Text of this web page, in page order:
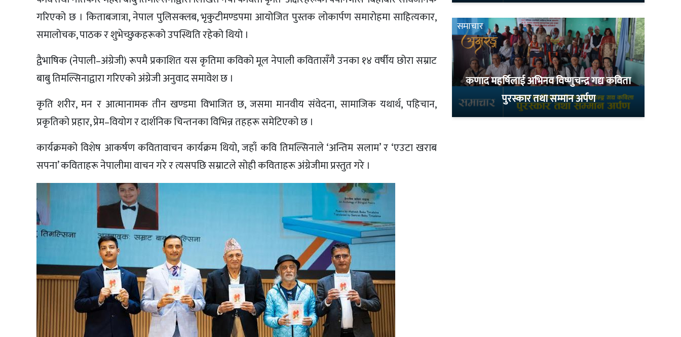
गरिएको छ । किताबजात्रा, नेपाल पुलिसक्लब, भृकुटीमण्डपमा आयोजित पुस्तक लोकार्पण समारोहमा साहित्यकार,
समालोचक, पाठक र शुभेच्छुकहरूको उपस्थिति रहेको थियो ।
द्वैभाषिक (नेपाली–अंग्रेजी) रूपमै प्रकाशित यस कृतिमा कविको मूल नेपाली कवितासँगै उनका १४ वर्षीय छोरा सम्राट
बाबु तिमल्सिनाद्वारा गरिएको अंग्रेजी अनुवाद समावेश छ ।
कृति शरीर, मन र आत्मानामक तीन खण्डमा विभाजित छ, जसमा मानवीय संवेदना, सामाजिक यथार्थ, पहिचान,
प्रकृतिको प्रहार, प्रेम–वियोग र दार्शनिक चिन्तनका विभिन्न तहहरू समेटिएको छ ।
कार्यक्रमको विशेष आकर्षण कवितावाचन कार्यक्रम थियो, जहाँ कवि तिमल्सिनाले ‘अन्तिम सलाम’ र ‘एउटा खराब
सपना’ कविताहरू नेपालीमा वाचन गरे र त्यसपछि सम्राटले सोही कविताहरू अंग्रेजीमा प्रस्तुत गरे ।
समाचार
कणाद महर्षिलाई अभिनव विष्णुचन्द्र गद्य कविता
पुरस्कार तथा सम्मान अर्पण